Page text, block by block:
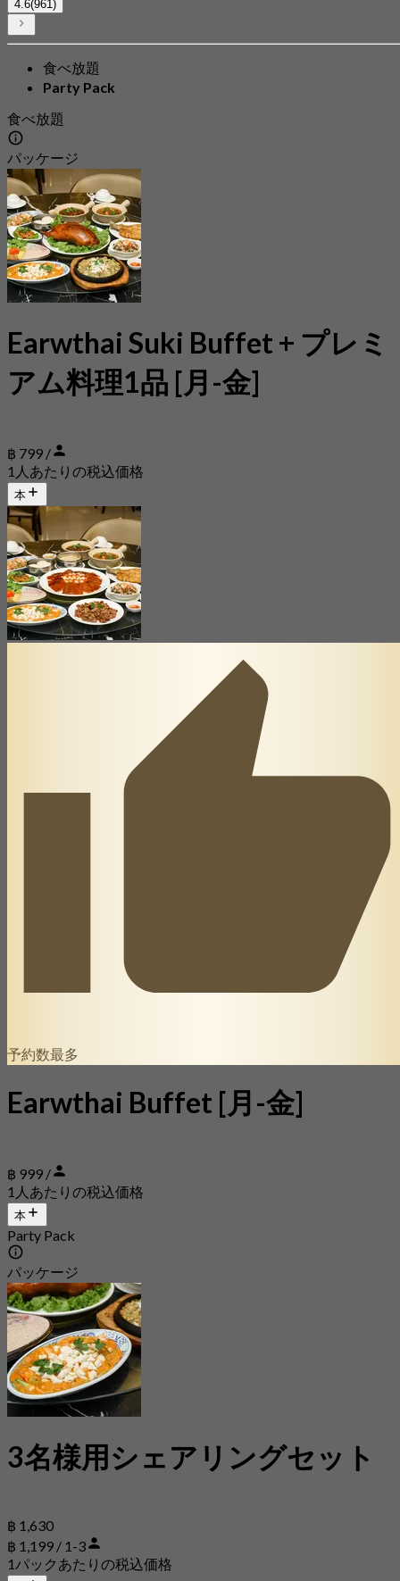
4.6(961)
食べ放題
Party Pack
食べ放題
パッケージ
Earwthai Suki Buffet + プレミ
アム料理1品 [月-金]
฿ 799 /
1人あたりの税込価格
本
予約数最多
Earwthai Buffet [月-金]
฿ 999 /
1人あたりの税込価格
本
Party Pack
パッケージ
3名様用シェアリングセット
฿ 1,630
฿ 1,199 / 1-3
1パックあたりの税込価格